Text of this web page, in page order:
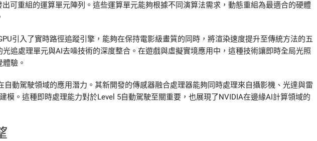
出可重組的運算單元陣列。這些運算單元能夠根據不同演算法需求，動態重組為最適合的硬體
引入了實時路徑追蹤引擎，能夠在保持電影級畫質的同時，將渲染速度提升至傳統方法的五
追處理單元與AI去噪技術的深度整合。在遊戲與虛擬實境應用中，這種技術讓即時全局光照
驗。
自動駕駛領域的應用潛力。其新開發的傳感器融合處理器能夠同時處理來自攝影機、光達與雷
模。這種即時處理能力對於Level 5自動駕駛至關重要，也展現了NVIDIA在邊緣AI計算領域的